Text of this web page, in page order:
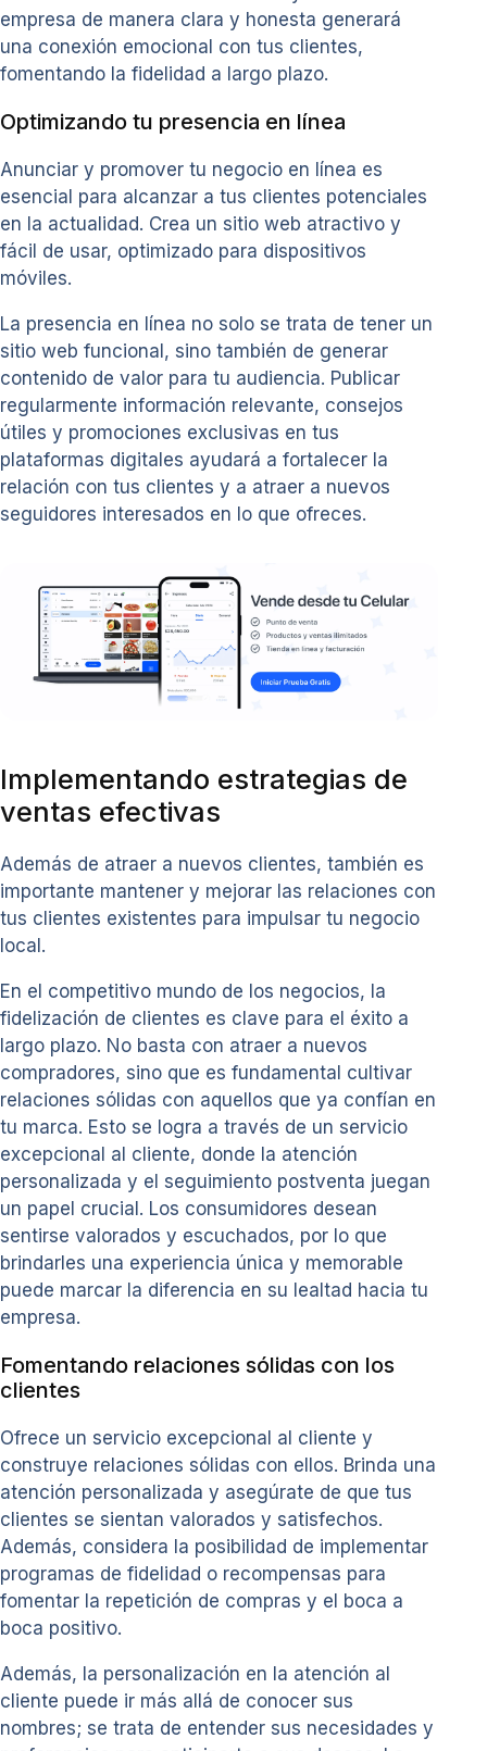
empresa de manera clara y honesta generará
una conexión emocional con tus clientes,
fomentando la fidelidad a largo plazo.
Optimizando tu presencia en línea
Anunciar y promover tu negocio en línea es
esencial para alcanzar a tus clientes potenciales
en la actualidad. Crea un sitio web atractivo y
fácil de usar, optimizado para dispositivos
móviles.
La presencia en línea no solo se trata de tener un
sitio web funcional, sino también de generar
contenido de valor para tu audiencia. Publicar
regularmente información relevante, consejos
útiles y promociones exclusivas en tus
plataformas digitales ayudará a fortalecer la
relación con tus clientes y a atraer a nuevos
seguidores interesados en lo que ofreces.
Implementando estrategias de
ventas efectivas
Además de atraer a nuevos clientes, también es
importante mantener y mejorar las relaciones con
tus clientes existentes para impulsar tu negocio
local.
En el competitivo mundo de los negocios, la
fidelización de clientes es clave para el éxito a
largo plazo. No basta con atraer a nuevos
compradores, sino que es fundamental cultivar
relaciones sólidas con aquellos que ya confían en
tu marca. Esto se logra a través de un servicio
excepcional al cliente, donde la atención
personalizada y el seguimiento postventa juegan
un papel crucial. Los consumidores desean
sentirse valorados y escuchados, por lo que
brindarles una experiencia única y memorable
puede marcar la diferencia en su lealtad hacia tu
empresa.
Fomentando relaciones sólidas con los
clientes
Ofrece un servicio excepcional al cliente y
construye relaciones sólidas con ellos. Brinda una
atención personalizada y asegúrate de que tus
clientes se sientan valorados y satisfechos.
Además, considera la posibilidad de implementar
programas de fidelidad o recompensas para
fomentar la repetición de compras y el boca a
boca positivo.
Además, la personalización en la atención al
cliente puede ir más allá de conocer sus
nombres; se trata de entender sus necesidades y